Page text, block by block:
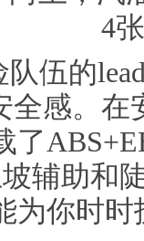
伍的
全感。
了
辅助和
为你时时